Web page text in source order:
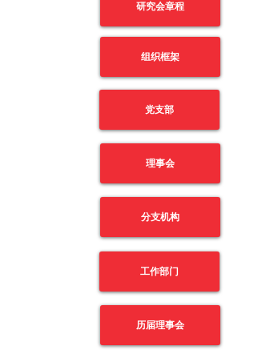
研究会章程
组织框架
党支部
理事会
分支机构
工作部门
历届理事会